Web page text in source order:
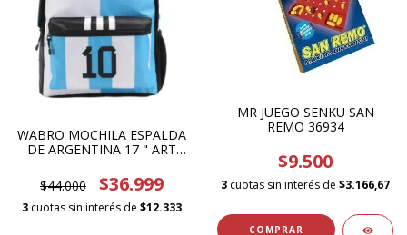
WABRO MOCHILA ESPALDA
DE ARGENTINA 17 " ART
$44.000
$36.999
3 cuotas sin interés de $12.333
MR JUEGO SENKU SAN
REMO 36934
$9.500
3 cuotas sin interés de $3.166,67